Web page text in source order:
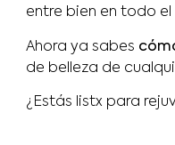
entre bien en todo
Ahora ya sabes
de belleza de
¿Estás listx para